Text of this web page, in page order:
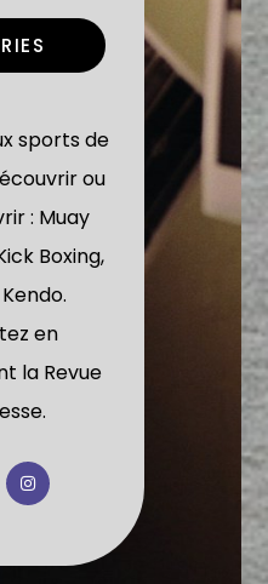
sports de
ou
: Muay
Boxing,
en
la Revue